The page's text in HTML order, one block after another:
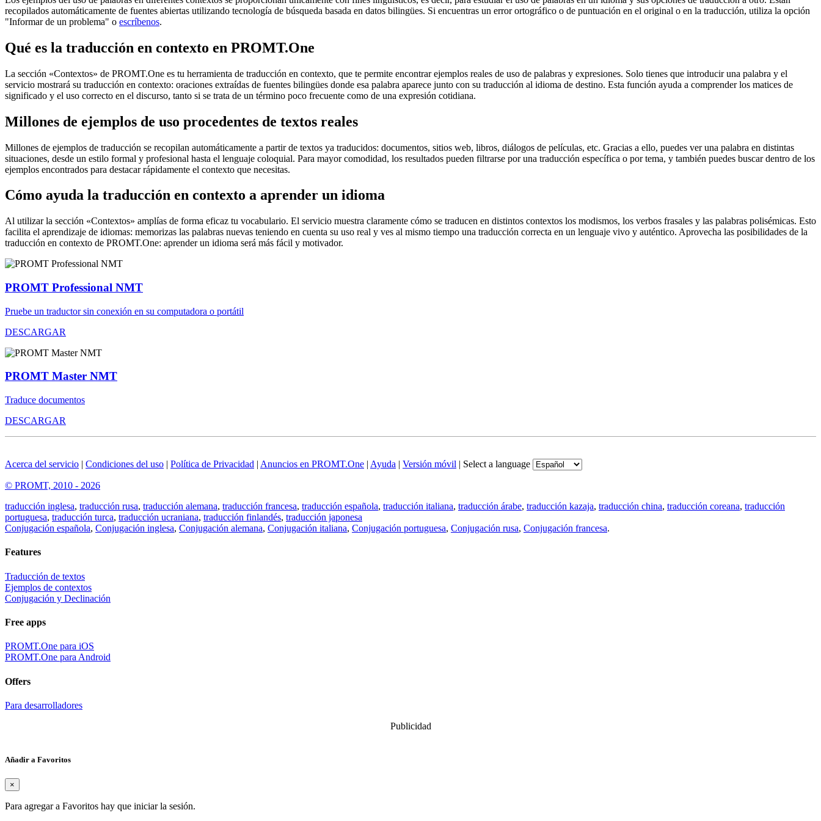
recopilados automáticamente de fuentes abiertas utilizando tecnología de búsqueda basada en datos bilingües. Si encuentras un error ortográfico o de puntuación en el original o en la traducción, utiliza la opción
"Informar de un problema" o escríbenos.
Qué es la traducción en contexto en PROMT.One
La sección «Contextos» de PROMT.One es tu herramienta de traducción en contexto, que te permite encontrar ejemplos reales de uso de palabras y expresiones. Solo tienes que introducir una palabra y el
servicio mostrará su traducción en contexto: oraciones extraídas de fuentes bilingües donde esa palabra aparece junto con su traducción al idioma de destino. Esta función ayuda a comprender los matices de
significado y el uso correcto en el discurso, tanto si se trata de un término poco frecuente como de una expresión cotidiana.
Millones de ejemplos de uso procedentes de textos reales
Millones de ejemplos de traducción se recopilan automáticamente a partir de textos ya traducidos: documentos, sitios web, libros, diálogos de películas, etc. Gracias a ello, puedes ver una palabra en distintas
situaciones, desde un estilo formal y profesional hasta el lenguaje coloquial. Para mayor comodidad, los resultados pueden filtrarse por una traducción específica o por tema, y también puedes buscar dentro de los
ejemplos encontrados para destacar rápidamente el contexto que necesitas.
Cómo ayuda la traducción en contexto a aprender un idioma
Al utilizar la sección «Contextos» amplías de forma eficaz tu vocabulario. El servicio muestra claramente cómo se traducen en distintos contextos los modismos, los verbos frasales y las palabras polisémicas. Esto
facilita el aprendizaje de idiomas: memorizas las palabras nuevas teniendo en cuenta su uso real y ves al mismo tiempo una traducción correcta en un lenguaje vivo y auténtico. Aprovecha las posibilidades de la
traducción en contexto de PROMT.One: aprender un idioma será más fácil y motivador.
PROMT Professional NMT
Pruebe un traductor sin conexión en su computadora o portátil
DESCARGAR
PROMT Master NMT
Traduce documentos
DESCARGAR
Acerca del servicio | Condiciones del uso | Política de Privacidad | Anuncios en PROMT.One | Ayuda | Versión móvil | Select a language
© PROMT, 2010 - 2026
traducción inglesa, traducción rusa, traducción alemana, traducción francesa, traducción española, traducción italiana, traducción árabe, traducción kazaja, traducción china, traducción coreana, traducción
portuguesa, traducción turca, traducción ucraniana, traducción finlandés, traducción japonesa
Conjugación española, Conjugación inglesa, Conjugación alemana, Conjugación italiana, Conjugación portuguesa, Conjugación rusa, Conjugación francesa.
Features
Traducción de textos
Ejemplos de contextos
Conjugación y Declinación
Free apps
PROMT.One para iOS
PROMT.One para Android
Offers
Para desarrolladores
Publicidad
Añadir a Favoritos
×
Para agregar a Favoritos hay que iniciar la sesión.